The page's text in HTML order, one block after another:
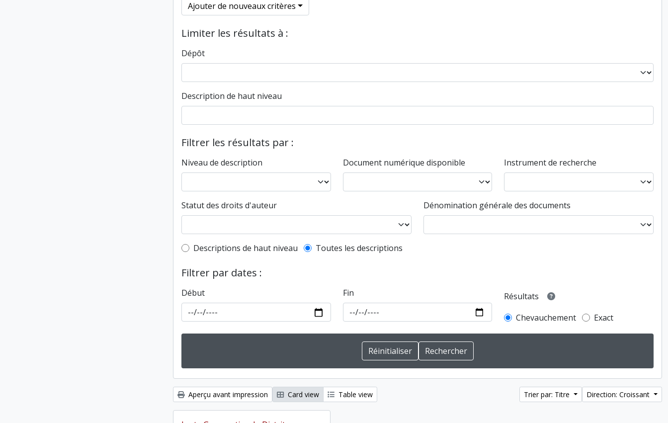
Ajouter de nouveaux critères
Limiter les résultats à :
Dépôt
Description de haut niveau
Filtrer les résultats par :
Niveau de description Document numérique disponible Instrument de recherche
Statut des droits d'auteur Dénomination générale des documents
Top-level description filter
Descriptions de haut niveau Toutes les descriptions
Filtrer par dates :
Début Fin
Résultats
Chevauchement
Exact
Aperçu avant impression Card view Table view Trier par: Titre Direction: Croissant